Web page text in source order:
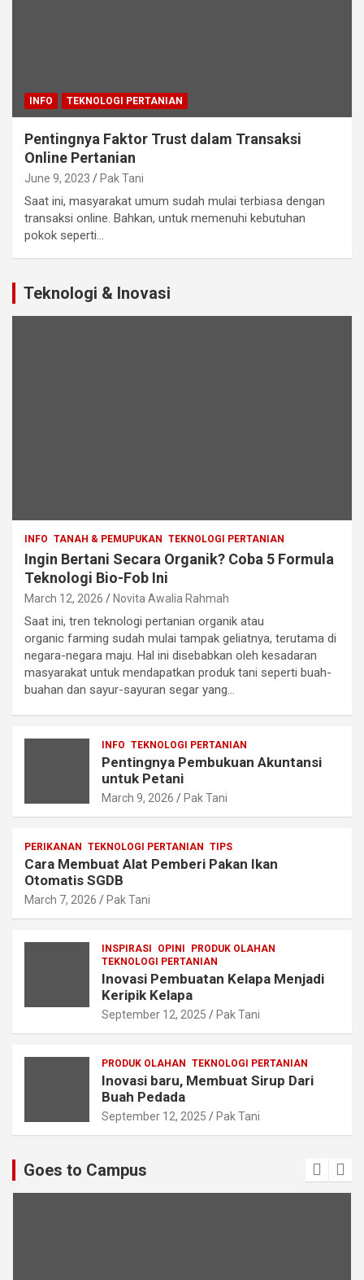
INFO TEKNOLOGI PERTANIAN
Pentingnya Faktor Trust dalam Transaksi
Online Pertanian
June 9, 2023 Pak Tani
Saat ini, masyarakat umum sudah mulai terbiasa dengan
transaksi online. Bahkan, untuk memenuhi kebutuhan
pokok seperti…
Teknologi & Inovasi
INFO TANAH & PEMUPUKAN TEKNOLOGI PERTANIAN
Ingin Bertani Secara Organik? Coba 5 Formula
Teknologi Bio-Fob Ini
March 12, 2026 Novita Awalia Rahmah
Saat ini, tren teknologi pertanian organik atau
organic farming sudah mulai tampak geliatnya, terutama di
negara-negara maju. Hal ini disebabkan oleh kesadaran
masyarakat untuk mendapatkan produk tani seperti buah-
buahan dan sayur-sayuran segar yang…
INFO TEKNOLOGI PERTANIAN
Pentingnya Pembukuan Akuntansi
untuk Petani
March 9, 2026 Pak Tani
PERIKANAN TEKNOLOGI PERTANIAN TIPS
Cara Membuat Alat Pemberi Pakan Ikan
Otomatis SGDB
March 7, 2026 Pak Tani
INSPIRASI OPINI
PRODUK OLAHAN
TEKNOLOGI PERTANIAN
Inovasi Pembuatan Kelapa Menjadi
Keripik Kelapa
September 12, 2025 Pak Tani
PRODUK OLAHAN TEKNOLOGI PERTANIAN
Inovasi baru, Membuat Sirup Dari
Buah Pedada
September 12, 2025 Pak Tani
Goes to Campus